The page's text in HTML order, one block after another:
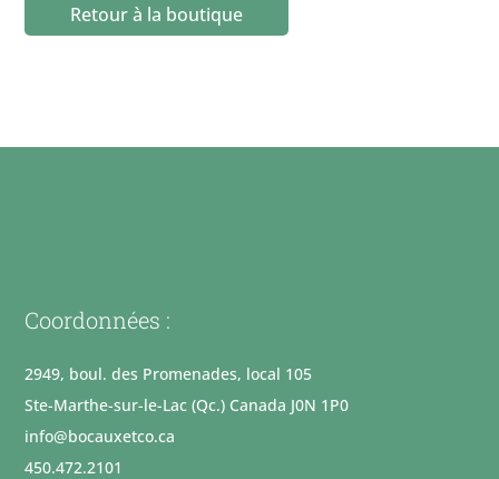
Retour à la boutique
Coordonnées :
2949, boul. des Promenades, local 105
Ste-Marthe-sur-le-Lac (Qc.) Canada J0N 1P0
info@bocauxetco.ca
450.472.2101